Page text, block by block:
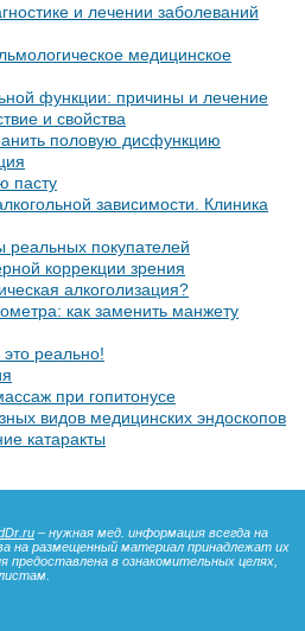
и лечении заболеваний
медицинское
функции: причины и лечение
и свойства
половую дисфункцию
пасту
зависимости. Клиника
реальных покупателей
коррекции зрения
алкоголизация?
как заменить манжету
реально!
при гопитонусе
видов медицинских эндоскопов
катаракты
– нужная мед. информация всегда на
на размещенный материал принадлежат их
предоставлена в ознакомительных целях,